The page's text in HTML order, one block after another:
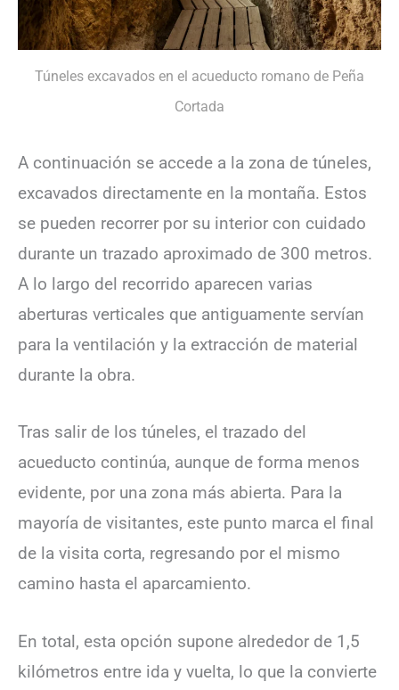
Túneles excavados en el acueducto romano de Peña
Cortada
A continuación se accede a la zona de túneles,
excavados directamente en la montaña. Estos
se pueden recorrer por su interior con cuidado
durante un trazado aproximado de 300 metros.
A lo largo del recorrido aparecen varias
aberturas verticales que antiguamente servían
para la ventilación y la extracción de material
durante la obra.
Tras salir de los túneles, el trazado del
acueducto continúa, aunque de forma menos
evidente, por una zona más abierta. Para la
mayoría de visitantes, este punto marca el final
de la visita corta, regresando por el mismo
camino hasta el aparcamiento.
En total, esta opción supone alrededor de 1,5
kilómetros entre ida y vuelta, lo que la convierte